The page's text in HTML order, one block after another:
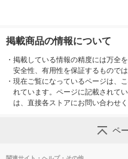
掲載商品の情報について
・ 掲載している情報の精度には万全
安全性、有用性を保証するものでは
・ 現在ご覧になっているページは、
れています。ページに記載されて
は、直接各ストアにお問い合わせく
ペ